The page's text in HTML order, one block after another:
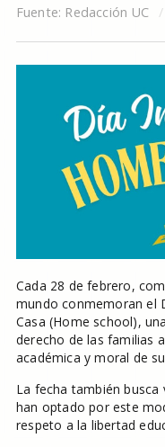
Fuente: Redacción UC
Cada 28 de febrero,
mundo conmemoran el
Casa (Home school),
derecho de las familias
académica y moral de
La fecha también busca
han optado por este
respeto a la libertad